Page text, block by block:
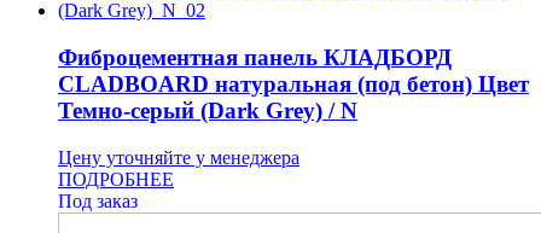
Фиброцементная панель КЛАДБОРД
CLADBOARD натуральная (под бетон) Цвет
Темно-серый (Dark Grey) / N
Цену уточняйте у менеджера
ПОДРОБНЕЕ
Под заказ